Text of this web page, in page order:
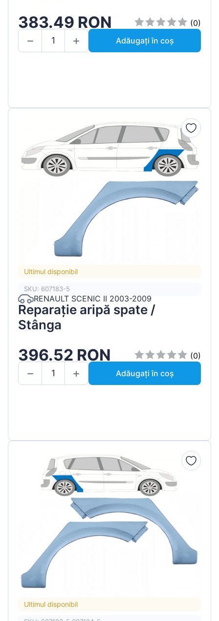
383.49 RON
(0)
Adăugați în coș
Ultimul disponibil
SKU: 607183-5
RENAULT SCENIC II 2003-2009
Reparație aripă spate /
Stânga
396.52 RON
(0)
Adăugați în coș
Ultimul disponibil